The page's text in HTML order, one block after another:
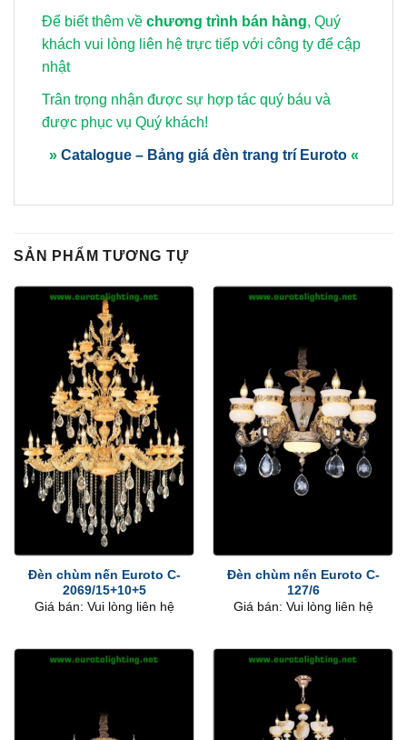
Để biết thêm về chương trình bán hàng, Quý
khách vui lòng liên hệ trực tiếp với công ty để cập
nhật
Trân trọng nhận được sự hợp tác quý báu và
được phục vụ Quý khách!
» Catalogue – Bảng giá đèn trang trí Euroto «
SẢN PHẨM TƯƠNG TỰ
Đèn chùm nến Euroto C-
2069/15+10+5
Giá bán: Vui lòng liên hệ
Đèn chùm nến Euroto C-
127/6
Giá bán: Vui lòng liên hệ